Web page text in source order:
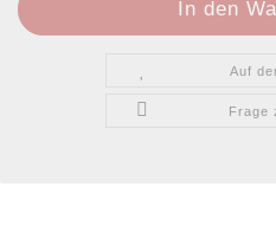
Auf
Frage